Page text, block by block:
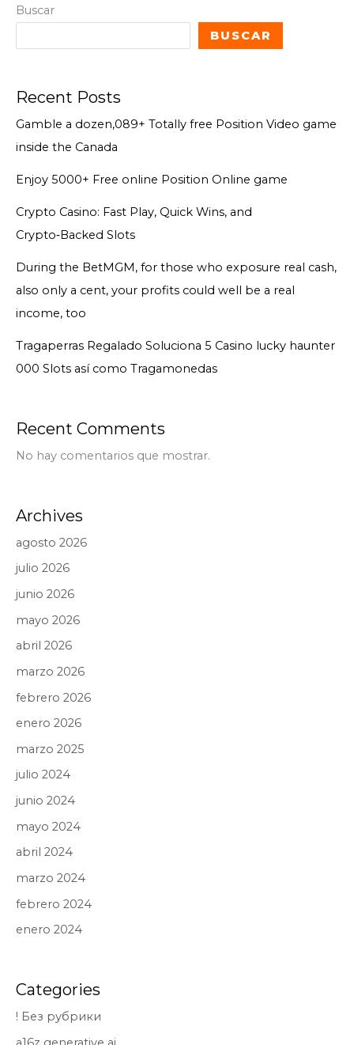
Buscar
BUSCAR
Recent Posts
Gamble a dozen,089+ Totally free Position Video game
inside the Canada
Enjoy 5000+ Free online Position Online game
Crypto Casino: Fast Play, Quick Wins, and
Crypto‑Backed Slots
During the BetMGM, for those who exposure real cash,
also only a cent, your profits could well be a real
income, too
Tragaperras Regalado Soluciona 5 Casino lucky haunter
000 Slots así­ como Tragamonedas
Recent Comments
No hay comentarios que mostrar.
Archives
agosto 2026
julio 2026
junio 2026
mayo 2026
abril 2026
marzo 2026
febrero 2026
enero 2026
marzo 2025
julio 2024
junio 2024
mayo 2024
abril 2024
marzo 2024
febrero 2024
enero 2024
Categories
! Без рубрики